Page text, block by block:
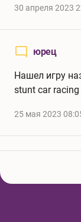
30 апреля 2023
юрец
Нашел игру
stunt car
25 мая 2023